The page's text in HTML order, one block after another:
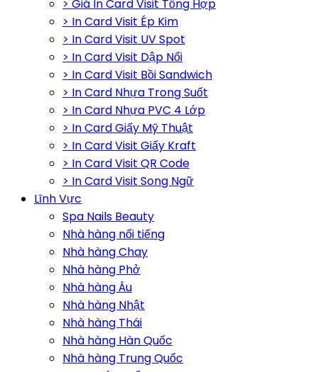
> Giá In Card Visit Tổng Hợp
> In Card Visit Ép Kim
> In Card Visit UV Spot
> In Card Visit Dập Nổi
> In Card Visit Bồi Sandwich
> In Card Nhựa Trong Suốt
> In Card Nhựa PVC 4 Lớp
> In Card Giấy Mỹ Thuật
> In Card Visit Giấy Kraft
> In Card Visit QR Code
> In Card Visit Song Ngữ
Lĩnh Vực
Spa Nails Beauty
Nhà hàng nổi tiếng
Nhà hàng Chay
Nhà hàng Phở
Nhà hàng Âu
Nhà hàng Nhật
Nhà hàng Thái
Nhà hàng Hàn Quốc
Nhà hàng Trung Quốc